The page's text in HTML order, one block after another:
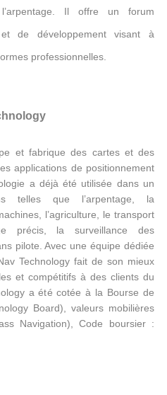
Il offre un forum
de développement visant à
professionnelles.
et fabrique des cartes et des
applications de positionnement
a déjà été utilisée dans un
telles que l’arpentage, la
l’agriculture, le transport
précis, la surveillance des
pilote. Avec une équipe dédiée
Technology fait de son mieux
et compétitifs à des clients du
a été cotée à la Bourse de
Board), valeurs mobilières
Navigation), Code boursier :